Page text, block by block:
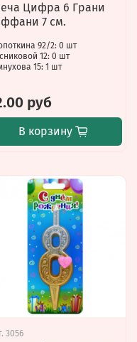
Цифра 6 Грани
7 см.
92/2: 0 шт
12: 0 шт
15: 1 шт
руб
В корзину
3056